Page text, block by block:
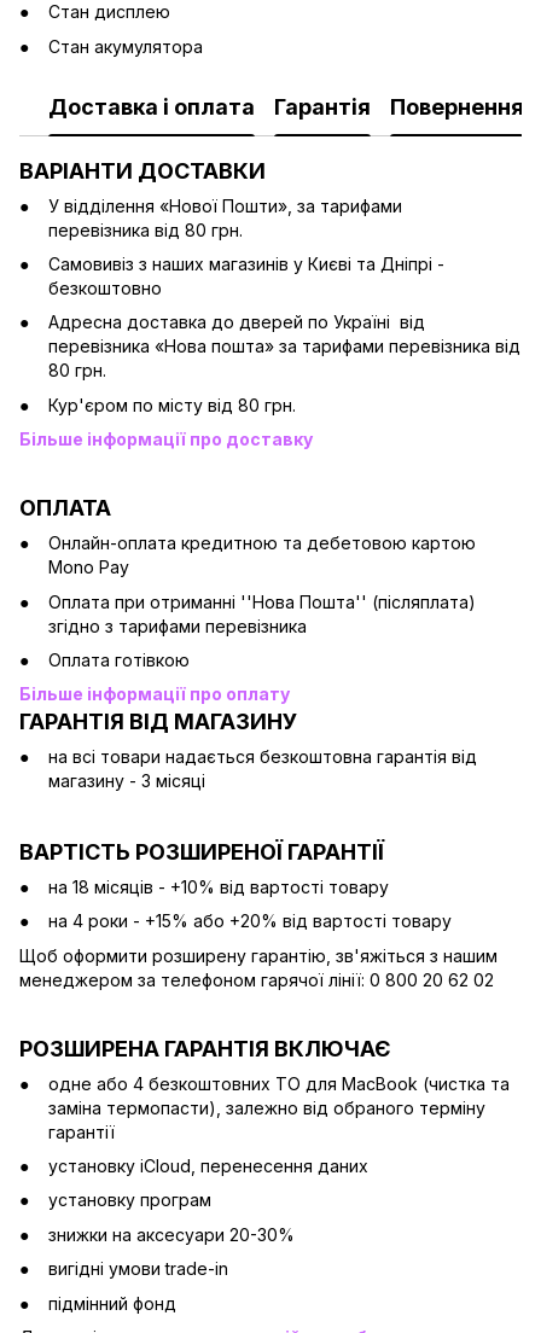
Стан дисплею
Стан акумулятора
Доставка і оплата Гарантія Повернення
ВАРІАНТИ ДОСТАВКИ
У відділення «Нової Пошти», за тарифами
перевізника від 80 грн.
Cамовивіз з наших магазинів у Києві та Дніпрі -
безкоштовно
Адресна доставка до дверей по Україні від
перевізника «Нова пошта» за тарифами перевізника від
80 грн.
Кур'єром по місту від 80 грн.
Більше інформації про доставку
ОПЛАТА
Онлайн-оплата кредитною та дебетовою картою
Mono Pay
Оплата при отриманні ''Нова Пошта'' (післяплата)
згідно з тарифами перевізника
Оплата готівкою
Більше інформації про оплату
ГАРАНТІЯ ВІД МАГАЗИНУ
на всі товари надається безкоштовна гарантія від
магазину - 3 місяці
ВАРТІСТЬ РОЗШИРЕНОЇ ГАРАНТІЇ
на 18 місяців - +10% від вартості товару
на 4 роки - +15% або +20% від вартості товару
Щоб оформити розширену гарантію, зв'яжіться з нашим
менеджером за телефоном гарячої лінії: 0 800 20 62 02
РОЗШИРЕНА ГАРАНТІЯ ВКЛЮЧАЄ
одне або 4 безкоштовних ТО для MacBook (чистка та
заміна термопасти), залежно від обраного терміну
гарантії
установку iCloud, перенесення даних
установку програм
знижки на аксесуари 20-30%
вигідні умови trade-in
підмінний фонд